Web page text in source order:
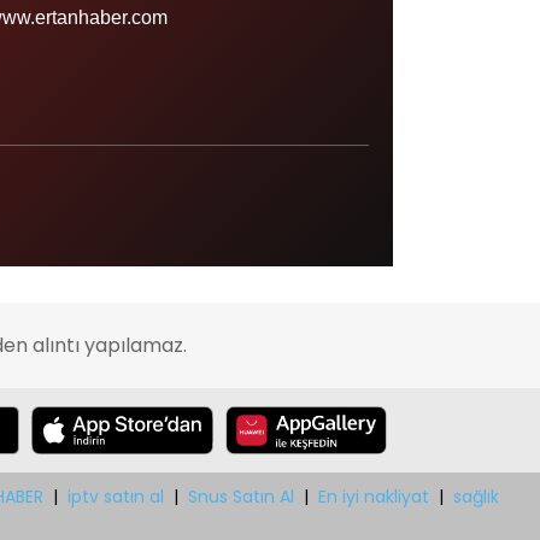
Sinop
Tekirdağ
Tunceli
Van
Yozgat
Zonguldak
alıntı yapılamaz.
| iptv satın al | Snus Satın Al | En iyi nakliyat | sağlık